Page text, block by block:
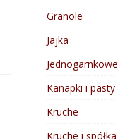
Granole
Jajka
Jednogarnkowe
Kanapki i pasty
Kruche
Kruche i spółka